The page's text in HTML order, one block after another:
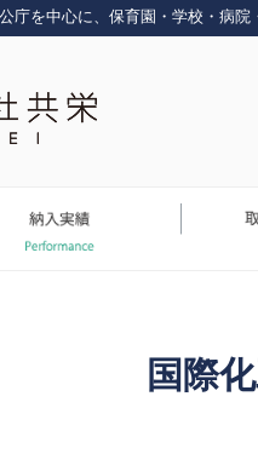
庁を中心に、保育園・学校・病
国際